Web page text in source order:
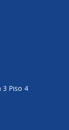
3 Piso 4